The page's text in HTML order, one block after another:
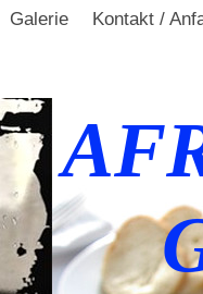
Galerie Kontakt /